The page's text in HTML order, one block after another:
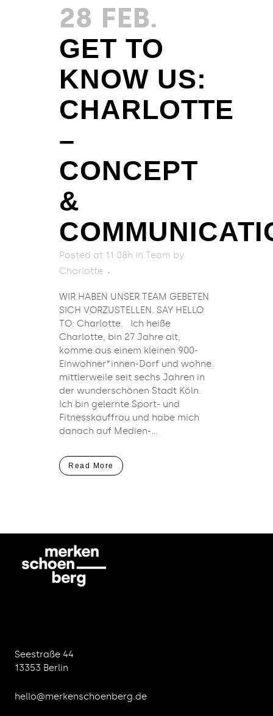
28 FEB.
GET TO
KNOW US:
CHARLOTTE
–
CONCEPT
&
Posted at 11:08h in Team by
Charlotte
WIR HABEN UNSER TEAM GEBETEN
SICH VORZUSTELLEN. SAY HELLO
TO: Charlotte. Ich heiße
Charlotte, bin 27 Jahre alt,
komme aus einem kleinen 900-
Einwohner*innen-Dorf und wohne
mittlerweile seit sechs Jahren in
der wunderschönen Stadt Köln.
Ich bin gelernte Sport- und
Fitnesskauffrau und habe mich
danach auf Medien-...
Read More
Seestraße 44
13353 Berlin
hello@merkenschoenberg.de